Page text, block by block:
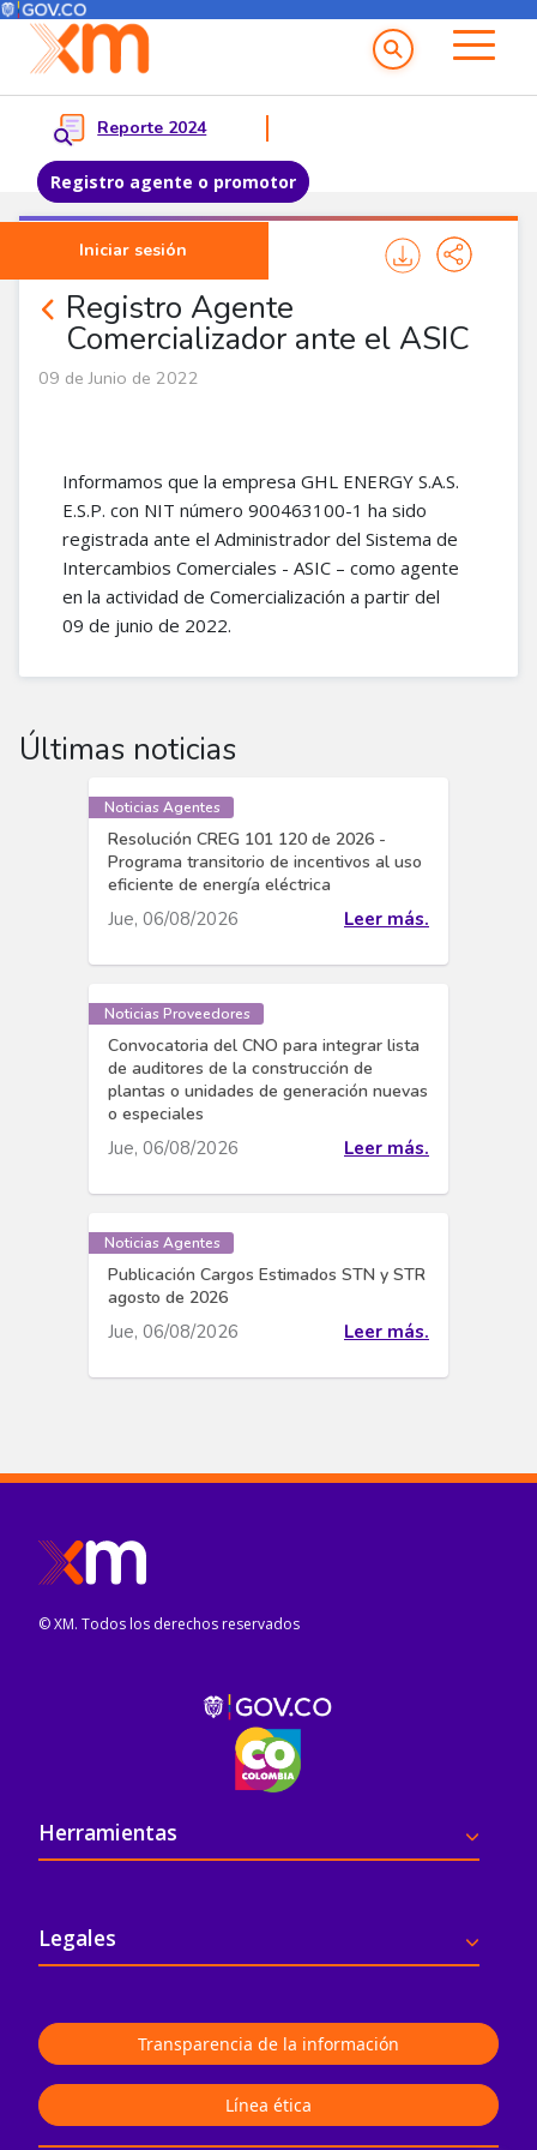
Pasar al contenido principal
Menú del Usuario
Reporte 2024
Registro agente o promotor
Iniciar sesión
Menu principal
Registro Agente
Comercializador ante el ASIC
Noticias Agentes
09 de Junio de 2022
Informamos que la empresa GHL ENERGY S.A.S.
E.S.P. con NIT número 900463100-1 ha sido
registrada ante el Administrador del Sistema de
Intercambios Comerciales - ASIC – como agente
en la actividad de Comercialización a partir del
09 de junio de 2022.
Últimas noticias
Noticias Agentes
Resolución CREG 101 120 de 2026 -
Programa transitorio de incentivos al uso
eficiente de energía eléctrica
Jue, 06/08/2026 Leer más.
Noticias Proveedores
Convocatoria del CNO para integrar lista
de auditores de la construcción de
plantas o unidades de generación nuevas
o especiales
Jue, 06/08/2026 Leer más.
Noticias Agentes
Publicación Cargos Estimados STN y STR
agosto de 2026
Jue, 06/08/2026 Leer más.
© XM. Todos los derechos reservados
Pie de página
Herramientas
Legales
Transparencia de la información
Línea ética